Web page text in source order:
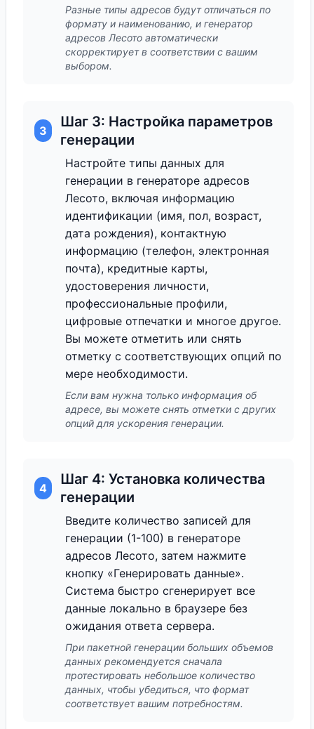
Разные типы адресов будут отличаться по
формату и наименованию, и генератор
адресов Лесото автоматически
скорректирует в соответствии с вашим
выбором.
3
Шаг 3: Настройка параметров
генерации
Настройте типы данных для
генерации в генераторе адресов
Лесото, включая информацию
идентификации (имя, пол, возраст,
дата рождения), контактную
информацию (телефон, электронная
почта), кредитные карты,
удостоверения личности,
профессиональные профили,
цифровые отпечатки и многое другое.
Вы можете отметить или снять
отметку с соответствующих опций по
мере необходимости.
Если вам нужна только информация об
адресе, вы можете снять отметки с других
опций для ускорения генерации.
4
Шаг 4: Установка количества
генерации
Введите количество записей для
генерации (1-100) в генераторе
адресов Лесото, затем нажмите
кнопку «Генерировать данные».
Система быстро сгенерирует все
данные локально в браузере без
ожидания ответа сервера.
При пакетной генерации больших объемов
данных рекомендуется сначала
протестировать небольшое количество
данных, чтобы убедиться, что формат
соответствует вашим потребностям.